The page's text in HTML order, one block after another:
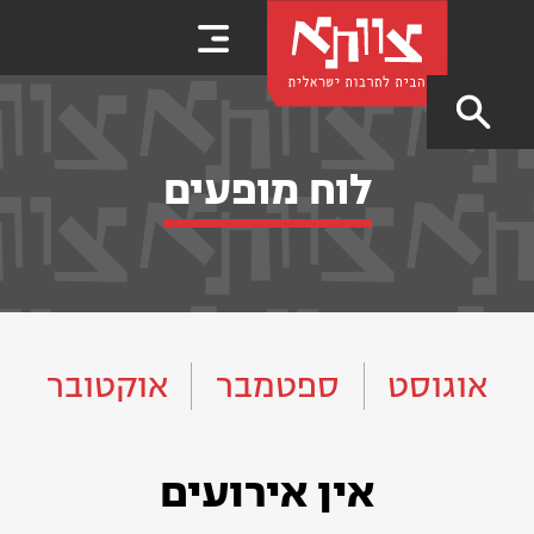
לוח מופעים
אוגוסט ספטמבר אוקטובר
אין אירועים